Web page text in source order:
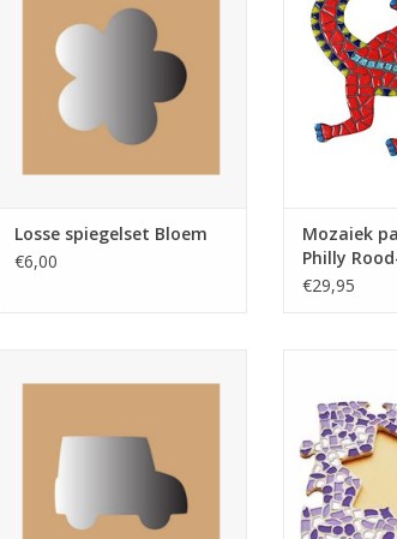
TOEVOEGEN AAN WINKELWAGEN
Losse spiegelset Bloem
€6,00
TOEVOEGEN
Mozaiek
Philly
€29,95
spiegel
TOEVOEGEN